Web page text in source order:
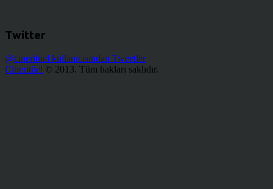
Twitter
@cinerituel kullanıcısından Tweetler
Cineritüel © 2013. Tüm hakları saklıdır.